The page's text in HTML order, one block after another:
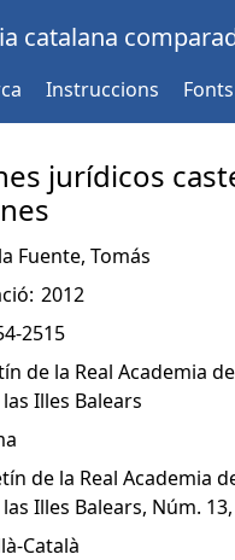
catalana
Instruccions Fonts
jurídicos
Fuente, Tomás
2012
2515
de la Real Academia
Illes Balears
de la Real Academia
Illes Balears, Núm.
Català